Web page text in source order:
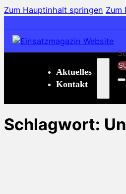
Zum Hauptinhalt springen Zum
Aktuelles
Kontakt
Schlagwort: